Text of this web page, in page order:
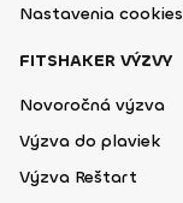
Nastavenia cookies
FITSHAKER VÝZVY
Novoročná výzva
Výzva do plaviek
Výzva Reštart